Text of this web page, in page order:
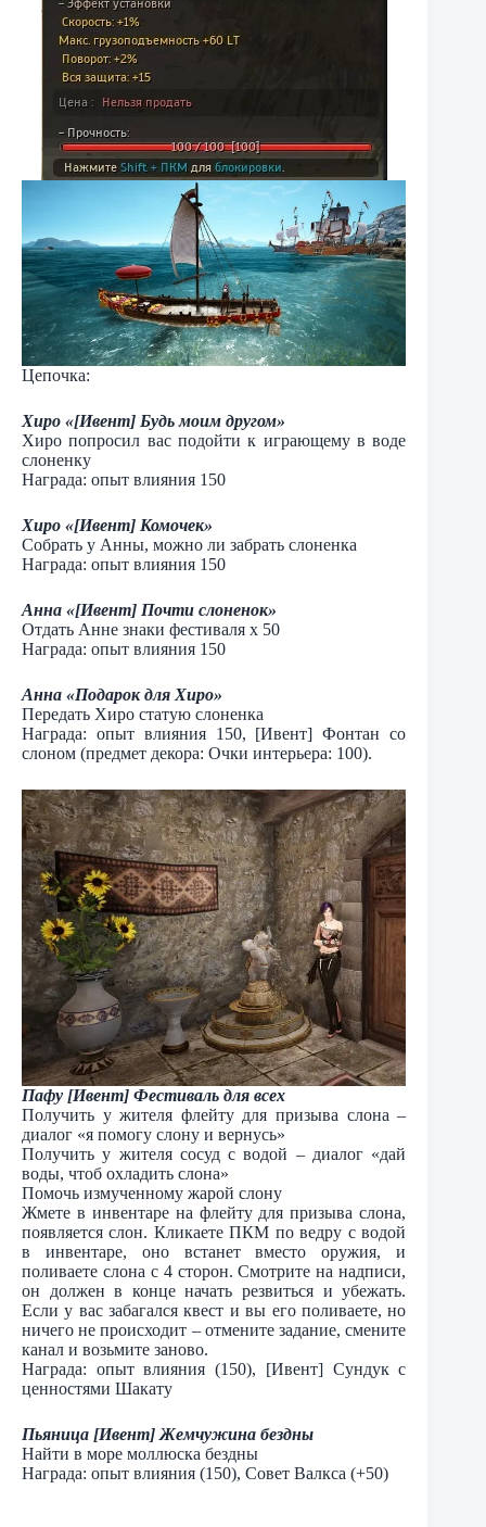
Цепочка:
Хиро «[Ивент] Будь моим другом»
Хиро попросил вас подойти к играющему в воде
слоненку
Награда: опыт влияния 150
Хиро «[Ивент] Комочек»
Собрать у Анны, можно ли забрать слоненка
Награда: опыт влияния 150
Анна «[Ивент] Почти слоненок»
Отдать Анне знаки фестиваля х 50
Награда: опыт влияния 150
Анна «Подарок для Хиро»
Передать Хиро статую слоненка
Награда: опыт влияния 150, [Ивент] Фонтан со
слоном (предмет декора: Очки интерьера: 100).
Пафу [Ивент] Фестиваль для всех
Получить у жителя флейту для призыва слона –
диалог «я помогу слону и вернусь»
Получить у жителя сосуд с водой – диалог «дай
воды, чтоб охладить слона»
Помочь измученному жарой слону
Жмете в инвентаре на флейту для призыва слона,
появляется слон. Кликаете ПКМ по ведру с водой
в инвентаре, оно встанет вместо оружия, и
поливаете слона с 4 сторон. Смотрите на надписи,
он должен в конце начать резвиться и убежать.
Если у вас забагался квест и вы его поливаете, но
ничего не происходит – отмените задание, смените
канал и возьмите заново.
Награда: опыт влияния (150), [Ивент] Сундук с
ценностями Шакату
Пьяница [Ивент] Жемчужина бездны
Найти в море моллюска бездны
Награда: опыт влияния (150), Совет Валкса (+50)